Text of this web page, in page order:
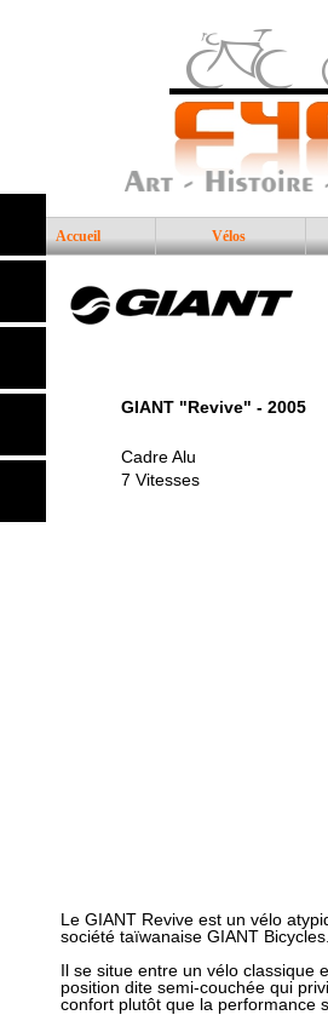
Accueil Vélos
GIANT "Revive" - 2005
Cadre Alu
7 Vitesses
Le GIANT Revive est un vélo
société taïwanaise GIANT Bicycles.
Il se situe entre un vélo classique
position dite semi-couchée qui
confort plutôt que la performance